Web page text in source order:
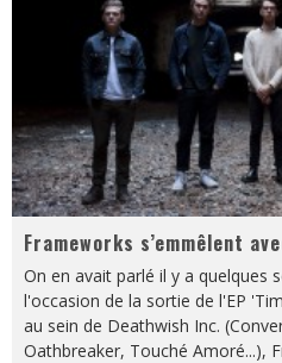
Frameworks s’emmêlent
On en avait parlé il y a quelques
l'occasion de la sortie de l'EP
au sein de Deathwish Inc.
Oathbreaker, Touché Amoré...),